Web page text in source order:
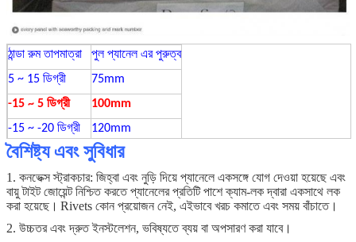
ঠান্ডা রুম তাপমাত্রা
পুল প্যানেল এর পুরুত্ব
5 ~ 15 ডিগ্রী
75mm
-15 ~ 5 ডিগ্রী
100mm
-15 ~ -20 ডিগ্রী
120mm
-20 ~ -30degree 150mm
30 ডিগ্রী চেয়ে কম 200mm
বৈশিষ্ট্য এবং সুবিধার
1. কনভেক্স স্ট্রাকচার: জিহ্বা এবং নুড়ি দিয়ে প্যানেলে একসঙ্গে যোগ দেওয়া হয়েছে এবং
বায়ু টাইট জোয়েন্ট নিশ্চিত করতে প্যানেলের প্রতিটি পাশে ক্যাম-লক দ্বারা একসাথে লক
করা হয়েছে। Rivets কোন প্রয়োজন নেই, এইভাবে খরচ কমাতে এবং সময় বাঁচাতে।
2. উচ্চতর এবং দ্রুত ইনস্টলেশন, ভবিষ্যতে ব্যয় বা অপসারণ করা যাবে।